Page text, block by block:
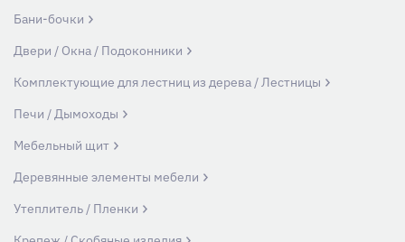
Бани-бочки
Двери / Окна / Подоконники
Комплектующие для лестниц из дерева / Лестницы
Печи / Дымоходы
Мебельный щит
Деревянные элементы мебели
Утеплитель / Пленки